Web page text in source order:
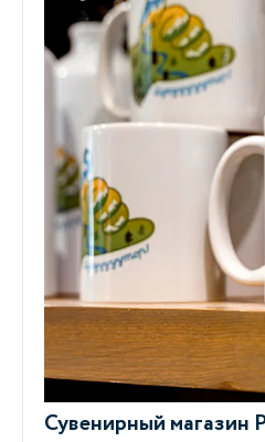
Сувенирный магазин